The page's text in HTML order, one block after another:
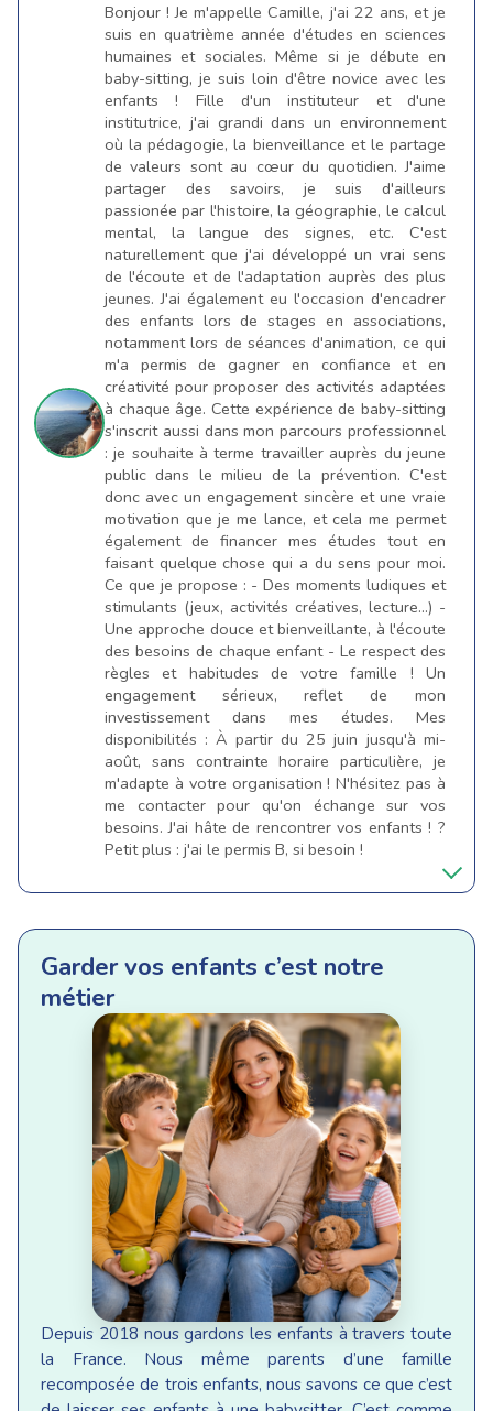
Bonjour ! Je m'appelle Camille, j'ai 22 ans, et je
suis en quatrième année d'études en sciences
humaines et sociales. Même si je débute en
baby-sitting, je suis loin d'être novice avec les
enfants ! Fille d'un instituteur et d'une
institutrice, j'ai grandi dans un environnement
où la pédagogie, la bienveillance et le partage
de valeurs sont au cœur du quotidien. J'aime
partager des savoirs, je suis d'ailleurs
passionée par l'histoire, la géographie, le calcul
mental, la langue des signes, etc. C'est
naturellement que j'ai développé un vrai sens
de l'écoute et de l'adaptation auprès des plus
jeunes. J'ai également eu l'occasion d'encadrer
des enfants lors de stages en associations,
notamment lors de séances d'animation, ce qui
m'a permis de gagner en confiance et en
créativité pour proposer des activités adaptées
à chaque âge. Cette expérience de baby-sitting
s'inscrit aussi dans mon parcours professionnel
: je souhaite à terme travailler auprès du jeune
public dans le milieu de la prévention. C'est
donc avec un engagement sincère et une vraie
motivation que je me lance, et cela me permet
également de financer mes études tout en
faisant quelque chose qui a du sens pour moi.
Ce que je propose : - Des moments ludiques et
stimulants (jeux, activités créatives, lecture...) -
Une approche douce et bienveillante, à l'écoute
des besoins de chaque enfant - Le respect des
règles et habitudes de votre famille ! Un
engagement sérieux, reflet de mon
investissement dans mes études. Mes
disponibilités : À partir du 25 juin jusqu'à mi-
août, sans contrainte horaire particulière, je
m'adapte à votre organisation ! N'hésitez pas à
me contacter pour qu'on échange sur vos
besoins. J'ai hâte de rencontrer vos enfants ! ?
Petit plus : j'ai le permis B, si besoin !
Garder vos enfants c’est notre
métier
Depuis 2018 nous gardons les enfants à travers toute
la France. Nous même parents d’une famille
recomposée de trois enfants, nous savons ce que c’est